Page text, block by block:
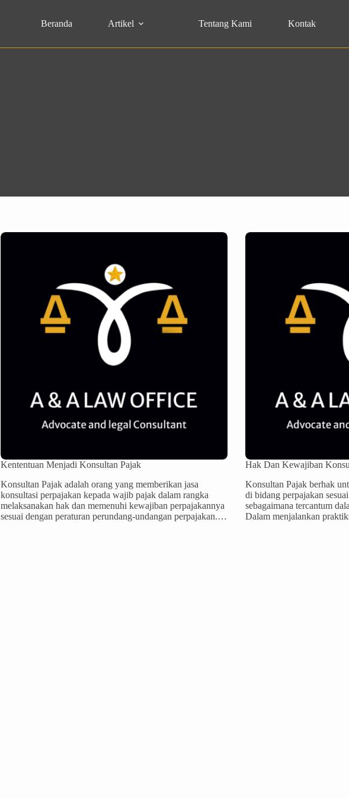
Beranda Artikel Tentang Kami Kontak
Kententuan Menjadi Konsultan Pajak
Konsultan Pajak adalah orang yang memberikan jasa
konsultasi perpajakan kepada wajib pajak dalam rangka
melaksanakan hak dan memenuhi kewajiban perpajakannya
sesuai dengan peraturan perundang-undangan perpajakan.…
Hak Dan Kewajiban
Konsultan Pajak berhak
di bidang perpajakan
sebagaimana tercantum
Dalam menjalankan